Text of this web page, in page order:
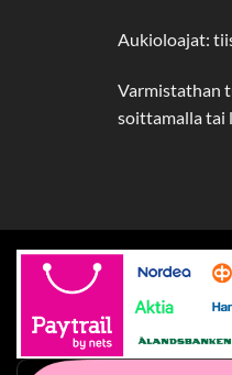
Aukioloajat:
Varmistathan
soittamalla tai